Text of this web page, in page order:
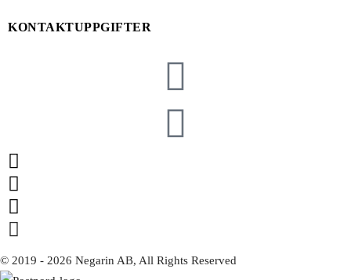
KONTAKTUPPGIFTER
© 2019 - 2026 Negarin AB, All Rights Reserved